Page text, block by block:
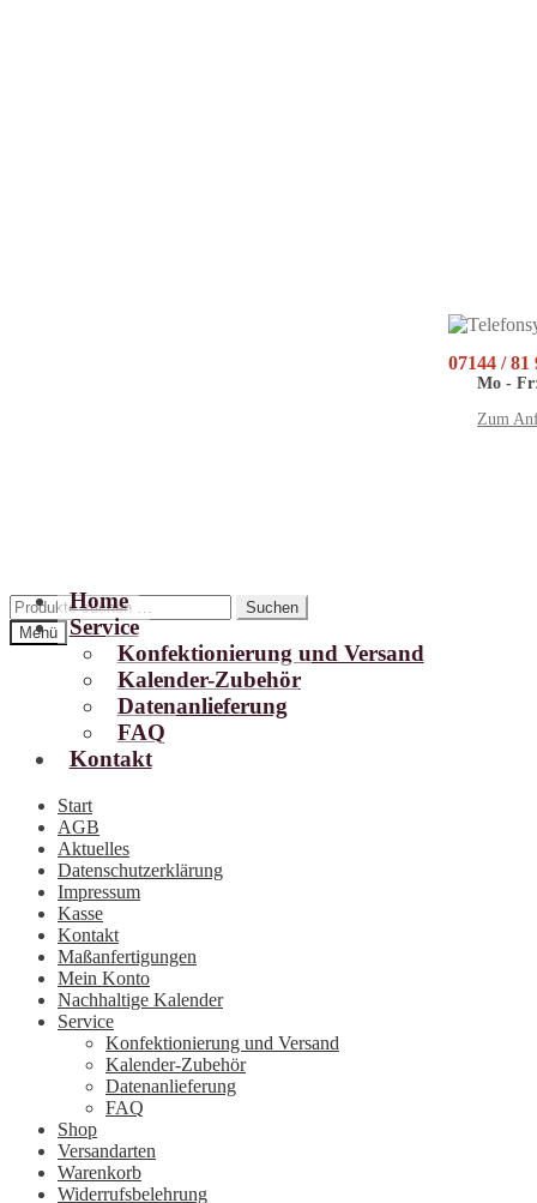
Zur
Navigation
springen
Zum
Inhalt
springen
Suchen
nach:
Suchen
Menü
Home
Service
Konfektionierung und Versand
Kalender-Zubehör
Datenanlieferung
FAQ
Kontakt
Start
AGB
Aktuelles
Datenschutzerklärung
Impressum
Kasse
Kontakt
Maßanfertigungen
Mein Konto
Nachhaltige Kalender
Service
Konfektionierung und Versand
Kalender-Zubehör
Datenanlieferung
FAQ
Shop
Versandarten
Warenkorb
Widerrufsbelehrung
07144 / 81
Mo -
Zum